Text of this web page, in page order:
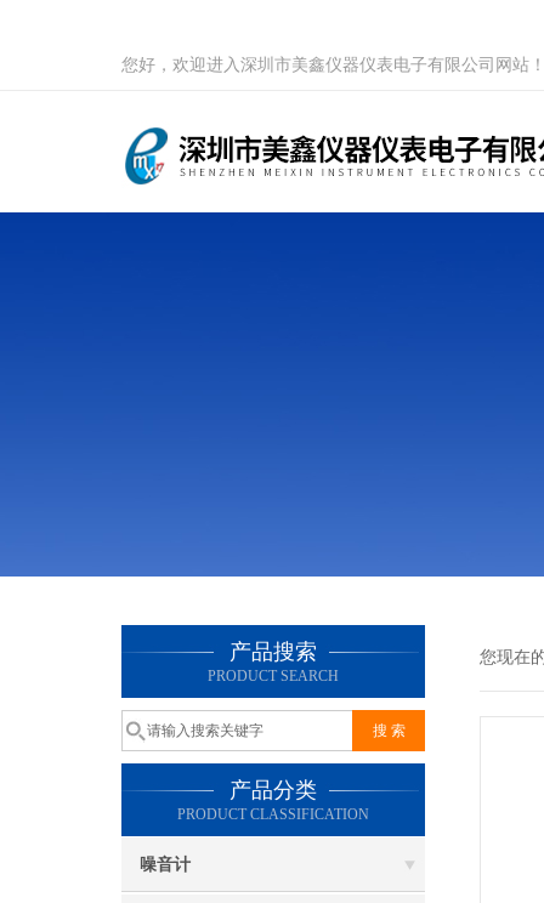
您好，欢迎进入深圳市美鑫仪器仪表电子有限公司网站
产品搜索
PRODUCT SEARCH
产品分类
PRODUCT CLASSIFICATION
噪音计
您现在